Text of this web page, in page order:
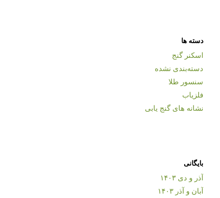
دسته ها
اسکنر گنج
دسته‌بندی نشده
سنسور طلا
فلزیاب
نشانه های گنج یابی
بایگانی
آذر و دی ۱۴۰۳
آبان و آذر ۱۴۰۳